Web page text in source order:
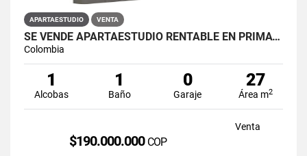
APARTAESTUDIO VENTA
SE VENDE APARTAESTUDIO RENTABLE EN PRIMAVERA 6-39 ET 2
Colombia
1
Alcobas
1
Baño
0
Garaje
27
Área m2
Venta
$190.000.000 COP